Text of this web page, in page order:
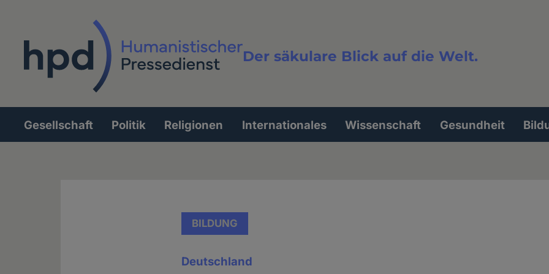
Der säkulare Blick auf die Welt.
Volltextsuche
Hauptnavigation
Gesellschaft Politik Religionen Internationales Wissenschaft Gesundheit
BILDUNG
Deutschland